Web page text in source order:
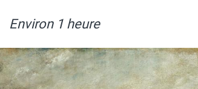
Environ 1 heure